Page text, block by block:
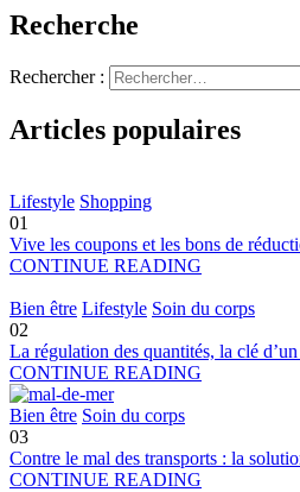
Recherche
Rechercher :
Articles populaires
Lifestyle Shopping
01
Vive les coupons et les bons de
CONTINUE READING
Bien être Lifestyle Soin du corps
02
La régulation des quantités, la clé
CONTINUE READING
Bien être Soin du corps
03
Contre le mal des transports : la
CONTINUE READING